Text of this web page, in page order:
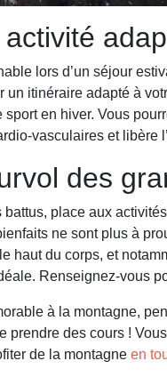
lors d’un séjour
un itinéraire adapté à
sport en hiver. Vous
vasculaires et libère
des
place aux
ne sont plus à
haut du corps, et
Renseignez-vous
à la montagne,
prendre des cours !
de la montagne en